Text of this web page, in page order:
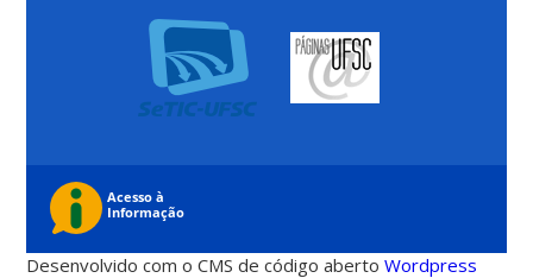
Desenvolvido com o CMS de código abertoWordpress